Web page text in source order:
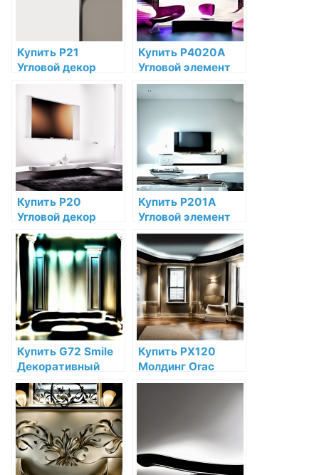
Купить P21
Угловой декор
Orac Decor
Дюрополимер по
низкой цене в
интернет-
магазине
Купить P4020A
Угловой элемент
Orac Decor
Полиуретан по
интернет-
магазине
Купить P20
Угловой декор
Orac Decor
Дюрополимер по
низкой цене в
интернет-
магазине
Купить P201A
Угловой элемент
Orac Decor
Полиуретан по
низкой цене в
интернет-
магазине
Купить G72 Smile
Декоративный
элемент улыбка
Orac Decor
Дюрополимер по
низкой цене в
интернет-
магазине
Купить PX120
Молдинг Orac
Decor
Дюрополимер по
магазине